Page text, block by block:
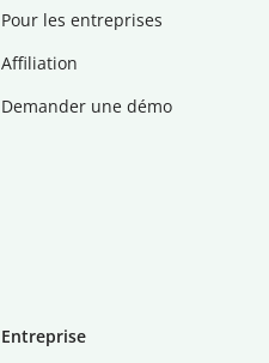
Pour les entreprises
Affiliation
Demander une démo
Entreprise